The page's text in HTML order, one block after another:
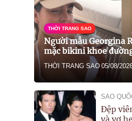
THỜI TRANG SAO
Người mẫu Georgina
mặc bikini khoe
THỜI TRANG SAO 05/08/
SAO
Đệp
và vợ